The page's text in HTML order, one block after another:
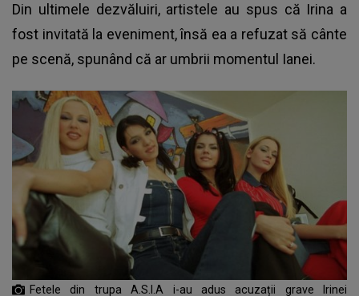
Din ultimele dezvăluiri, artistele au spus că Irina a
fost invitată la eveniment, însă ea a refuzat să cânte
pe scenă, spunând că ar umbrii momentul Ianei.
Fetele din trupa A.S.I.A i-au adus acuzații grave Irinei